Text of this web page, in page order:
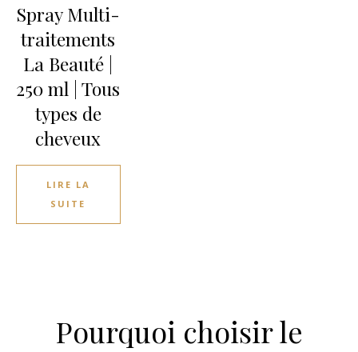
Spray Multi-
traitements
La Beauté |
250 ml | Tous
types de
cheveux
LIRE LA
SUITE
Pourquoi choisir le